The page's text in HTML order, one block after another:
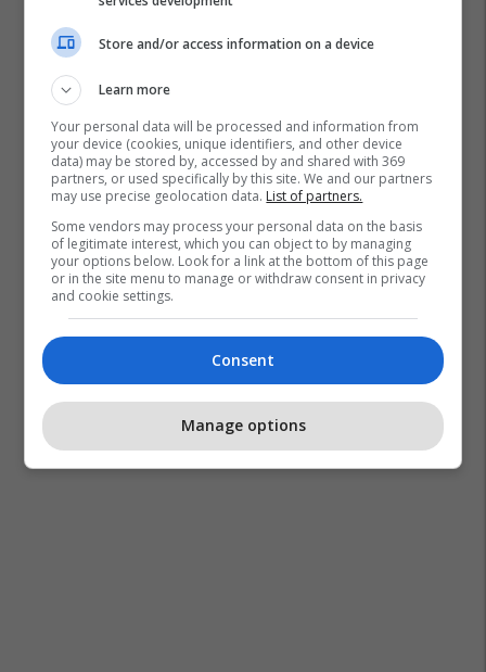
Pd Zgjedhjet
Kqz
Shqipëri Lsi
Store and/or access information on a device
Learn more
Your personal data will be processed and information from
your device (cookies, unique identifiers, and other device
data) may be stored by, accessed by and shared with 369
partners, or used specifically by this site. We and our partners
may use precise geolocation data. List of partners.
Some vendors may process your personal data on the basis
of legitimate interest, which you can object to by managing
your options below. Look for a link at the bottom of this page
or in the site menu to manage or withdraw consent in privacy
and cookie settings.
Consent
Manage options